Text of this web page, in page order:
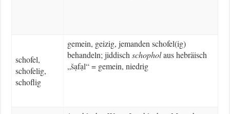
schofel,
schofelig,
schoflig
gemein, geizig, jemanden schofel(ig)
behandeln; jiddischschopholaus hebräisch
„šạfạl“ = gemein, niedrig